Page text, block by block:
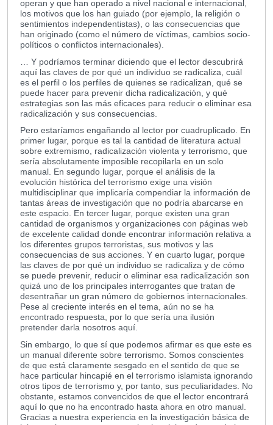
operan y que han operado a nivel nacional e internacional,
los motivos que los han guiado (por ejemplo, la religión o
sentimientos independentistas), o las consecuencias que
han originado (como el número de víctimas, cambios socio-
políticos o conflictos internacionales).
… Y podríamos terminar diciendo que el lector descubrirá
aquí las claves de por qué un individuo se radicaliza, cuál
es el perfil o los perfiles de quienes se radicalizan, qué se
puede hacer para prevenir dicha radicalización, y qué
estrategias son las más eficaces para reducir o eliminar esa
radicalización y sus consecuencias.
Pero estaríamos engañando al lector por cuadruplicado. En
primer lugar, porque es tal la cantidad de literatura actual
sobre extremismo, radicalización violenta y terrorismo, que
sería absolutamente imposible recopilarla en un solo
manual. En segundo lugar, porque el análisis de la
evolución histórica del terrorismo exige una visión
multidisciplinar que implicaría compendiar la información de
tantas áreas de investigación que no podría abarcarse en
este espacio. En tercer lugar, porque existen una gran
cantidad de organismos y organizaciones con páginas web
de excelente calidad donde encontrar información relativa a
los diferentes grupos terroristas, sus motivos y las
consecuencias de sus acciones. Y en cuarto lugar, porque
las claves de por qué un individuo se radicaliza y de cómo
se puede prevenir, reducir o eliminar esa radicalización son
quizá uno de los principales interrogantes que tratan de
desentrañar un gran número de gobiernos internacionales.
Pese al creciente interés en el tema, aún no se ha
encontrado respuesta, por lo que sería una ilusión
pretender darla nosotros aquí.
Sin embargo, lo que sí que podemos afirmar es que este es
un manual diferente sobre terrorismo. Somos conscientes
de que está claramente sesgado en el sentido de que se
hace particular hincapié en el terrorismo islamista ignorando
otros tipos de terrorismo y, por tanto, sus peculiaridades. No
obstante, estamos convencidos de que el lector encontrará
aquí lo que no ha encontrado hasta ahora en otro manual.
Gracias a nuestra experiencia en la investigación básica de